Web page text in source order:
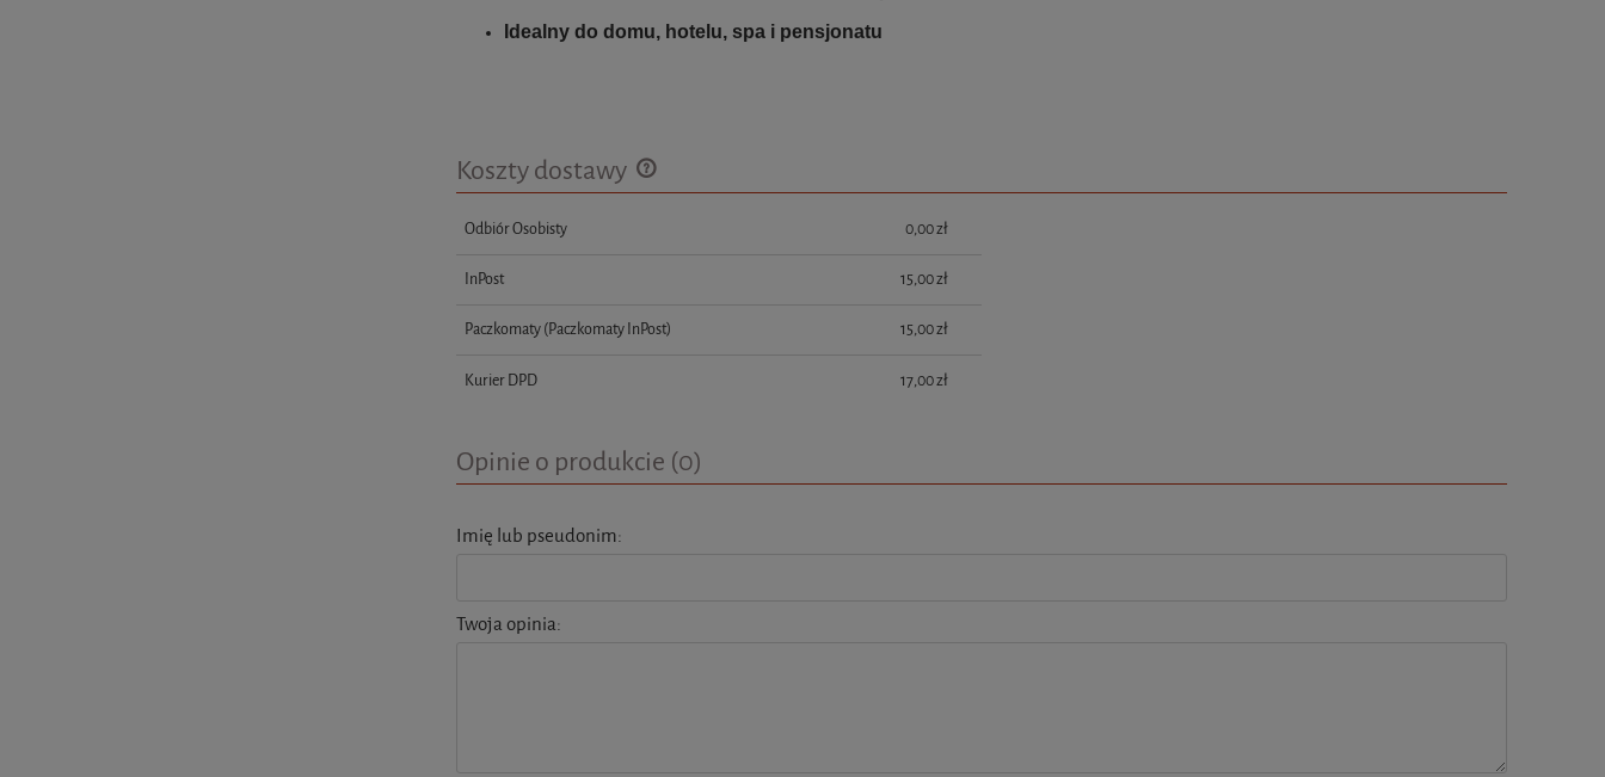
Idealny do domu, hotelu, spa i pensjonatu
Koszty dostawy
Cena nie zawiera ewentualnych kosztów
Odbiór Osobisty 0,00 zł
InPost 15,00 zł
Paczkomaty(Paczkomaty InPost) 15,00 zł
Kurier DPD 17,00 zł
Opinie o produkcie (0)
Imię lub pseudonim:
Twoja opinia: